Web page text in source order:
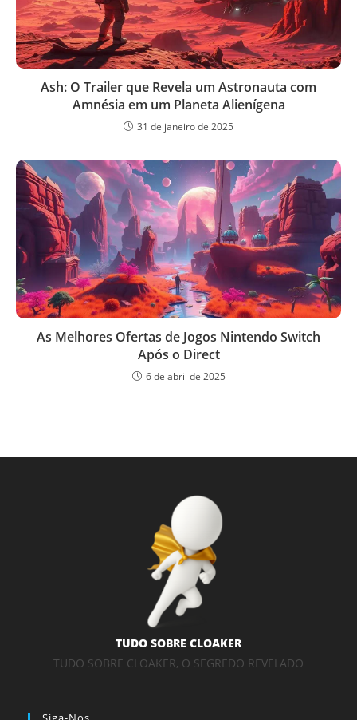
Ash: O Trailer que Revela um Astronauta com
Amnésia em um Planeta Alienígena
31 de janeiro de 2025
As Melhores Ofertas de Jogos Nintendo Switch
Após o Direct
6 de abril de 2025
TUDO SOBRE CLOAKER
TUDO SOBRE CLOAKER, O SEGREDO REVELADO